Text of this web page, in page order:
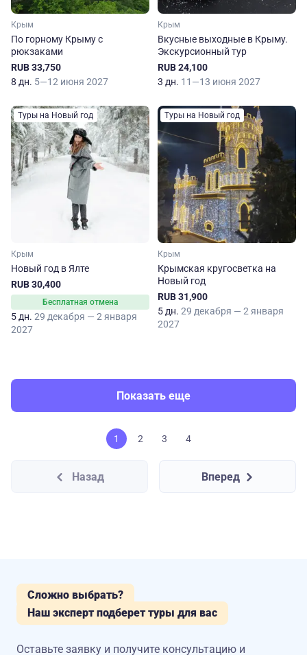
Крым
По горному Крыму с
рюкзаками
RUB 33,750
8 дн. 5—12 июня 2027
Крым
Вкусные выходные в Крыму.
Экскурсионный тур
RUB 24,100
3 дн. 11—13 июня 2027
Туры на Новый год
Крым
Новый год в Ялте
RUB 30,400
Бесплатная отмена
5 дн. 29 декабря — 2 января
2027
Туры на Новый год
Крым
Крымская кругосветка на
Новый год
RUB 31,900
5 дн. 29 декабря — 2 января
2027
Показать еще
1 2 3 4
Назад Вперед
Сложно выбрать?
Наш эксперт подберет туры для вас
Оставьте заявку и получите консультацию и